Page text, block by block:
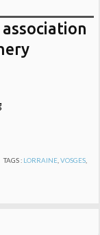
TAGS : LORRAINE ,VOSGES